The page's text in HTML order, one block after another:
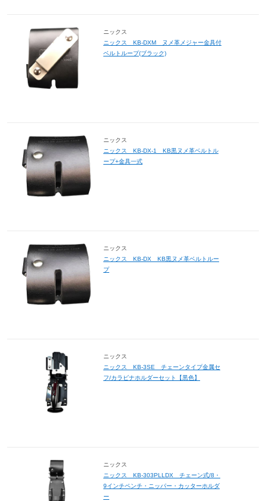
ニックス
ニックス KB-DXM ヌメ革メジャー金具付
ベルトループ(ブラック)
ニックス
ニックス KB-DX-1 KB黒ヌメ革ベルトル
ープ+金具一式
ニックス
ニックス KB-DX KB黒ヌメ革ベルトルー
プ
ニックス
ニックス KB-3SE チェーンタイプ金属セ
フ/カラビナホルダーセット【黒色】
ニックス
ニックス KB-303PLLDX チェーン式/8・
9インチペンチ・ニッパー・カッターホルダ
ー